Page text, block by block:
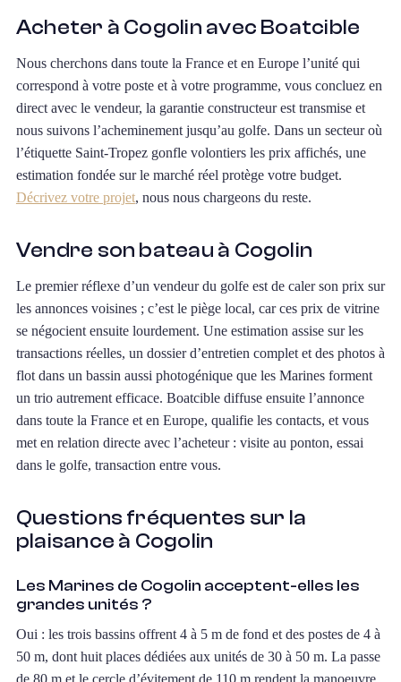
Acheter à Cogolin avec Boatcible
Nous cherchons dans toute la France et en Europe l’unité qui
correspond à votre poste et à votre programme, vous concluez en
direct avec le vendeur, la garantie constructeur est transmise et
nous suivons l’acheminement jusqu’au golfe. Dans un secteur où
l’étiquette Saint-Tropez gonfle volontiers les prix affichés, une
estimation fondée sur le marché réel protège votre budget.
Décrivez votre projet, nous nous chargeons du reste.
Vendre son bateau à Cogolin
Le premier réflexe d’un vendeur du golfe est de caler son prix sur
les annonces voisines ; c’est le piège local, car ces prix de vitrine
se négocient ensuite lourdement. Une estimation assise sur les
transactions réelles, un dossier d’entretien complet et des photos à
flot dans un bassin aussi photogénique que les Marines forment
un trio autrement efficace. Boatcible diffuse ensuite l’annonce
dans toute la France et en Europe, qualifie les contacts, et vous
met en relation directe avec l’acheteur : visite au ponton, essai
dans le golfe, transaction entre vous.
Questions fréquentes sur la
plaisance à Cogolin
Les Marines de Cogolin acceptent-elles les
grandes unités ?
Oui : les trois bassins offrent 4 à 5 m de fond et des postes de 4 à
50 m, dont huit places dédiées aux unités de 30 à 50 m. La passe
de 80 m et le cercle d’évitement de 110 m rendent la manoeuvre